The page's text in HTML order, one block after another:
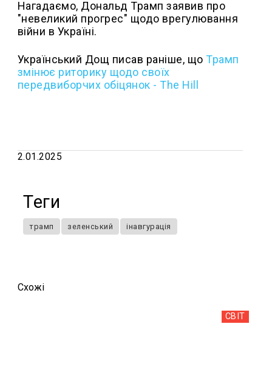
Нагадаємо, Дональд Трамп заявив про
"невеликий прогрес" щодо врегулювання
війни в Україні.
Український Дощ писав раніше, що Трамп
змінює риторику щодо своїх
передвиборчих обіцянок - The Hill
2.01.2025
Теги
трамп зеленський інавгурація
Схожi
СВІТ